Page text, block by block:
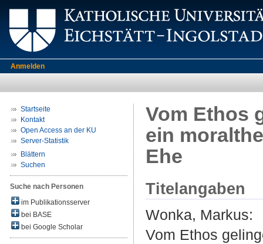
Anmelden
Startseite
Kontakt
Open Access an der KU
Server-Statistik
Blättern
Suchen
Suche nach Personen
im Publikationsserver
bei BASE
bei Google Scholar
Vom Ethos
ein
Ehe
Titelangaben
Wonka, Markus:
Vom Ethos